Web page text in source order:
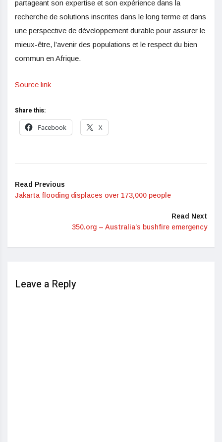
partageant son expertise et son expérience dans la
recherche de solutions inscrites dans le long terme et dans
une perspective de développement durable pour assurer le
mieux-être, l’avenir des populations et le respect du bien
commun en Afrique.
Source link
Share this:
Facebook
X
Read Previous
Jakarta flooding displaces over 173,000 people
Read Next
350.org – Australia’s bushfire emergency
Leave a Reply